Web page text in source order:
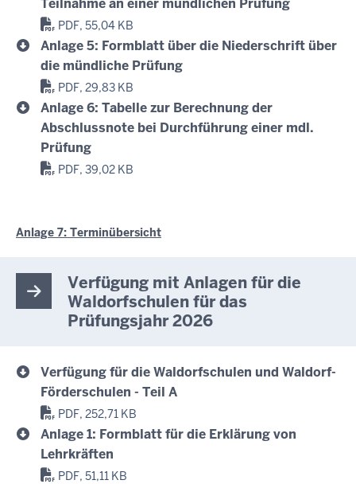
Teilnahme an einer mündlichen Prüfung
PDF, 55,04 KB
Anlage 5: Formblatt über die Niederschrift über
die mündliche Prüfung
PDF, 29,83 KB
Anlage 6: Tabelle zur Berechnung der
Abschlussnote bei Durchführung einer mdl.
Prüfung
PDF, 39,02 KB
Anlage 7: Terminübersicht
Verfügung mit Anlagen für die
Waldorfschulen für das
Prüfungsjahr 2026
Verfügung für die Waldorfschulen und Waldorf-
Förderschulen - Teil A
PDF, 252,71 KB
Anlage 1: Formblatt für die Erklärung von
Lehrkräften
PDF, 51,11 KB